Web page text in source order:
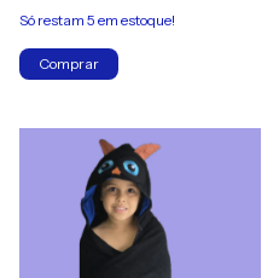
Só restam 5 em estoque!
Comprar